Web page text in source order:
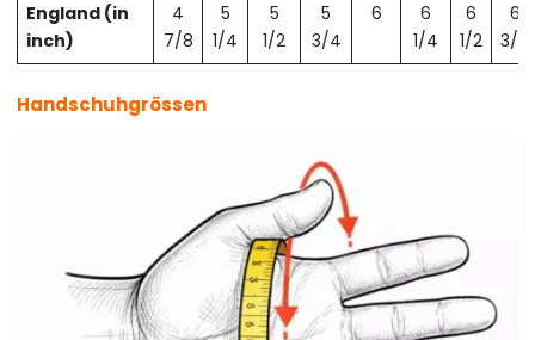
England (in
inch)
4
7/8
5
1/4
5
1/2
5
3/4
6
6
1/4
6
1/2
6
3/4
Handschuhgrössen